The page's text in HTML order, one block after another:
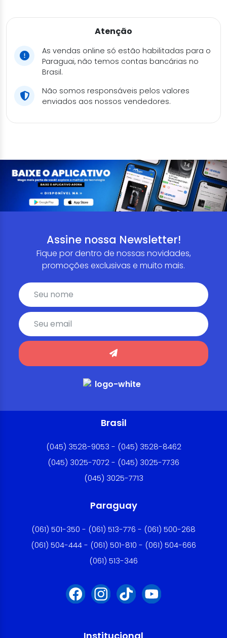
Atenção
As vendas online só estão habilitadas para o
Paraguai, não temos contas bancárias no
Brasil.
Não somos responsáveis pelos valores
enviados aos nossos vendedores.
Assine nossa Newsletter!
Fique por dentro de nossas novidades,
promoções exclusivas e muito mais.
Brasil
(045) 3528-9053 - (045) 3528-8462
(045) 3025-7072 - (045) 3025-7736
(045) 3025-7713
Paraguay
(061) 501-350 - (061) 513-776 - (061) 500-268
(061) 504-444 - (061) 501-810 - (061) 504-666
(061) 513-346